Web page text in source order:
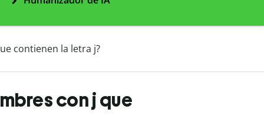
contienen la letra j?
con j que